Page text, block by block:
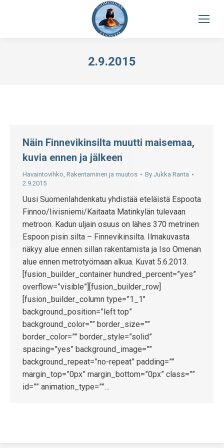
2.9.2015
Näin Finnevikinsilta muutti maisemaa,
kuvia ennen ja jälkeen
Havaintovihko, Rakentaminen ja muutos By Jukka Ranta
2.9.2015
Uusi Suomenlahdenkatu yhdistää eteläistä Espoota
Finnoo/Iivisniemi/Kaitaata Matinkylän tulevaan
metroon. Kadun uljain osuus on lähes 370 metrinen
Espoon pisin silta – Finnevikinsilta. Ilmakuvasta
näkyy alue ennen sillan rakentamista ja Iso Omenan
alue ennen metrotyömaan alkua. Kuvat 5.6.2013.
[fusion_builder_container hundred_percent=”yes”
overflow=”visible”][fusion_builder_row]
[fusion_builder_column type=”1_1″
background_position=”left top”
background_color=”” border_size=””
border_color=”” border_style=”solid”
spacing=”yes” background_image=””
background_repeat=”no-repeat” padding=””
margin_top=”0px” margin_bottom=”0px” class=””
id=”” animation_type=””…